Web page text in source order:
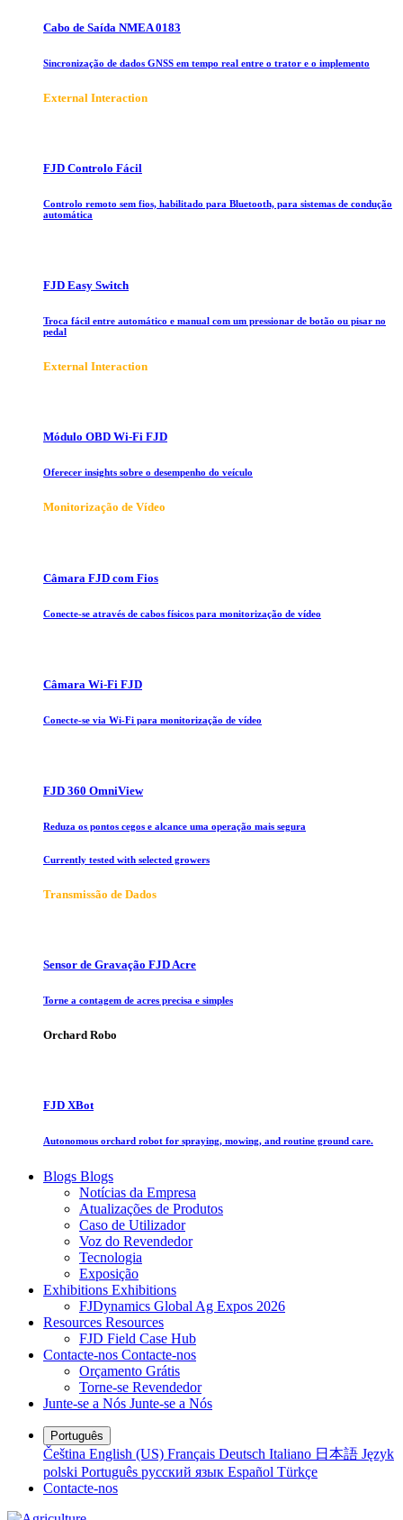
Cabo de Saída NMEA 0183
Sincronização de dados GNSS em tempo real entre o trator e o implemento
External Interaction
FJD Controlo Fácil
Controlo remoto sem fios, habilitado para Bluetooth, para sistemas de condução
automática
FJD Easy Switch
Troca fácil entre automático e manual com um pressionar de botão ou pisar no
pedal
External Interaction
Módulo OBD Wi-Fi FJD
Oferecer insights sobre o desempenho do veículo
Monitorização de Vídeo
Câmara FJD com Fios
Conecte-se através de cabos físicos para monitorização de vídeo
Câmara Wi-Fi FJD
Conecte-se via Wi-Fi para monitorização de vídeo
FJD 360 OmniView
Reduza os pontos cegos e alcance uma operação mais segura
Currently tested with selected growers
Transmissão de Dados
Sensor de Gravação FJD Acre
Torne a contagem de acres precisa e simples
Orchard Robo
FJD XBot
Autonomous orchard robot for spraying, mowing, and routine ground care.
Blogs Blogs
Notícias da Empresa
Atualizações de Produtos
Caso de Utilizador
Voz do Revendedor
Tecnologia
Exposição
Exhibitions Exhibitions
FJDynamics Global Ag Expos 2026
Resources Resources
FJD Field Case Hub
Contacte-nos Contacte-nos
Orçamento Grátis
Torne-se Revendedor
Junte-se a Nós Junte-se a Nós
Português
Čeština English (US) Français Deutsch Italiano 日本語 Język
polski Português русский язык Español Türkçe
Contacte-nos